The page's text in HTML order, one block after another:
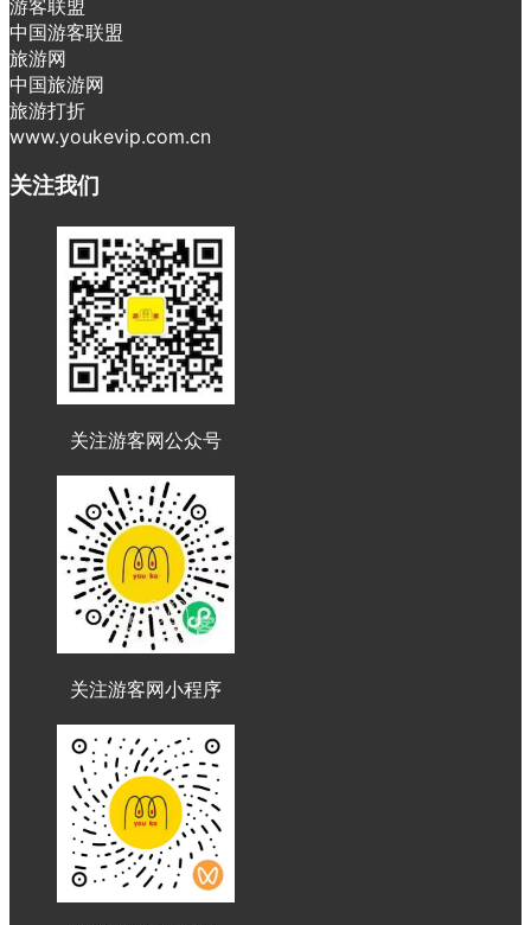
游客联盟
中国游客联盟
旅游网
中国旅游网
旅游打折
www.youkevip.com.cn
关注我们
关注游客网公众号
关注游客网小程序